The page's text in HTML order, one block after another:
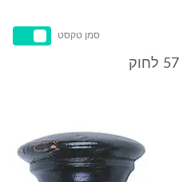
סמן טקסט